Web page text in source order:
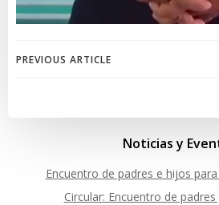
Post
navigation
PREVIOUS ARTICLE
Noticias y
Encuentro de padres e hijos
Circular: Encuentro de